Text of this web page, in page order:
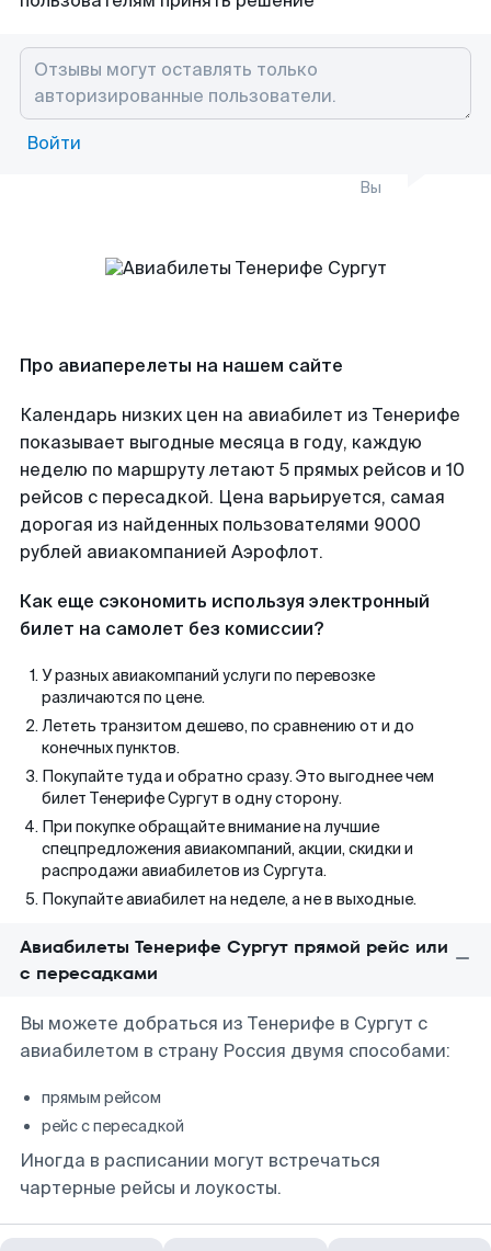
Войти
Вы
Про авиаперелеты на нашем сайте
Календарь низких цен на авиабилет из Тенерифе
показывает выгодные месяца в году, каждую
неделю по маршруту летают 5 прямых рейсов и 10
рейсов с пересадкой. Цена варьируется, самая
дорогая из найденных пользователями 9000
рублей авиакомпанией Аэрофлот.
Как еще сэкономить используя электронный
билет на самолет без комиссии?
У разных авиакомпаний услуги по перевозке
различаются по цене.
Лететь транзитом дешево, по сравнению от и до
конечных пунктов.
Покупайте туда и обратно сразу. Это выгоднее чем
билет Тенерифе Сургут в одну сторону.
При покупке обращайте внимание на лучшие
спецпредложения авиакомпаний, акции, скидки и
распродажи авиабилетов из Сургута.
Покупайте авиабилет на неделе, а не в выходные.
Авиабилеты Тенерифе Сургут прямой рейс или
с пересадками
Вы можете добраться из Тенерифе в Сургут с
авиабилетом в страну Россия двумя способами:
прямым рейсом
рейс с пересадкой
Иногда в расписании могут встречаться
чартерные рейсы и лоукосты.